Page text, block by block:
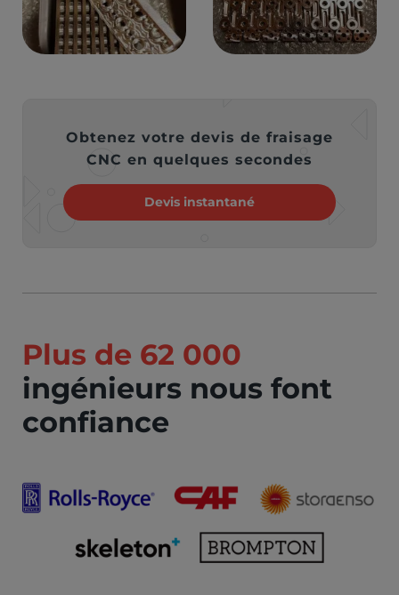
Obtenez votre devis de fraisage
CNC en quelques secondes
Devis instantané
Plus de 62 000
ingénieurs nous font
confiance